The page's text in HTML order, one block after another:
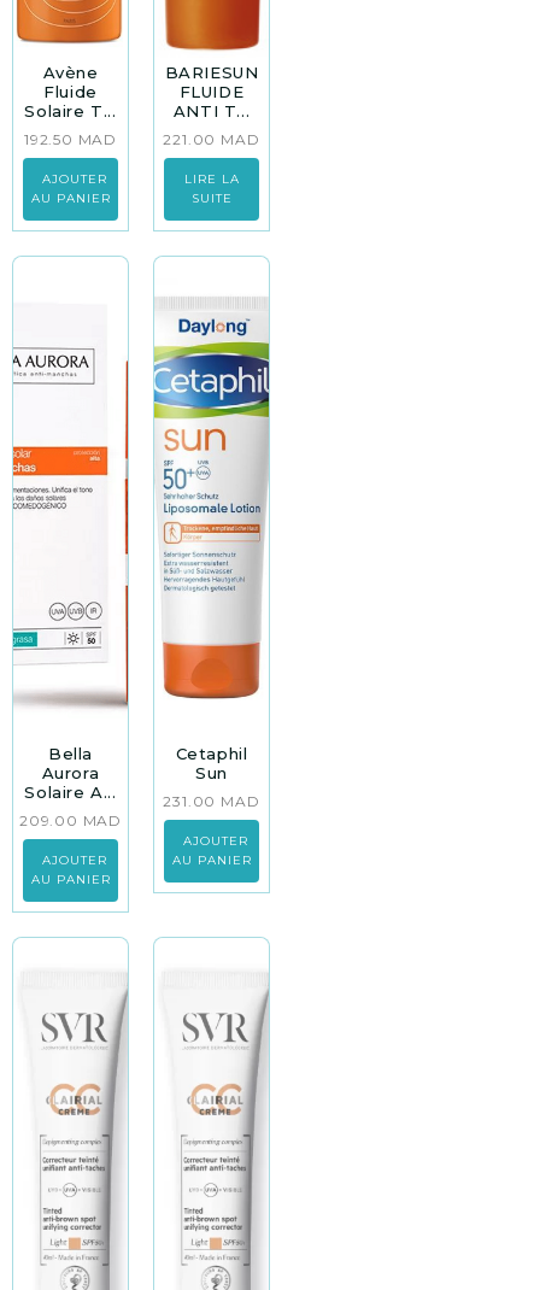
Avène
Fluide
Solaire T...
192.50 MAD
AJOUTER
AU PANIER
BARIESUN
FLUIDE
ANTI T...
221.00 MAD
LIRE LA
SUITE
Bella
Aurora
Solaire A...
209.00 MAD
AJOUTER
AU PANIER
Cetaphil
Sun
231.00 MAD
AJOUTER
AU PANIER